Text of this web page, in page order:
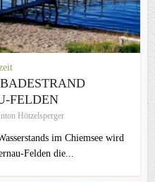
FELDEN
Hötzelsperger
im Chiemsee wird
Felden die...